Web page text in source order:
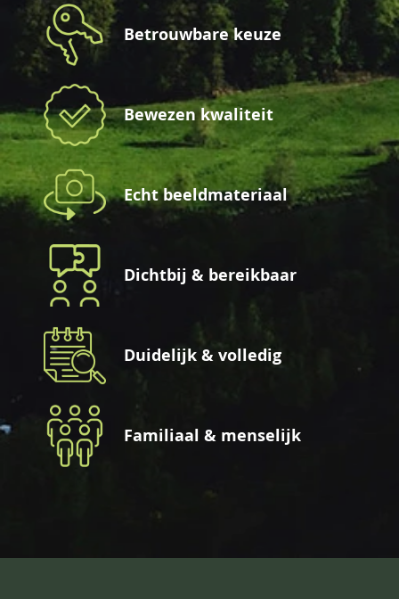
Betrouwbare keuze
Bewezen kwaliteit
Echt beeldmateriaal
Dichtbij & bereikbaar
Duidelijk & volledig
Familiaal & menselijk